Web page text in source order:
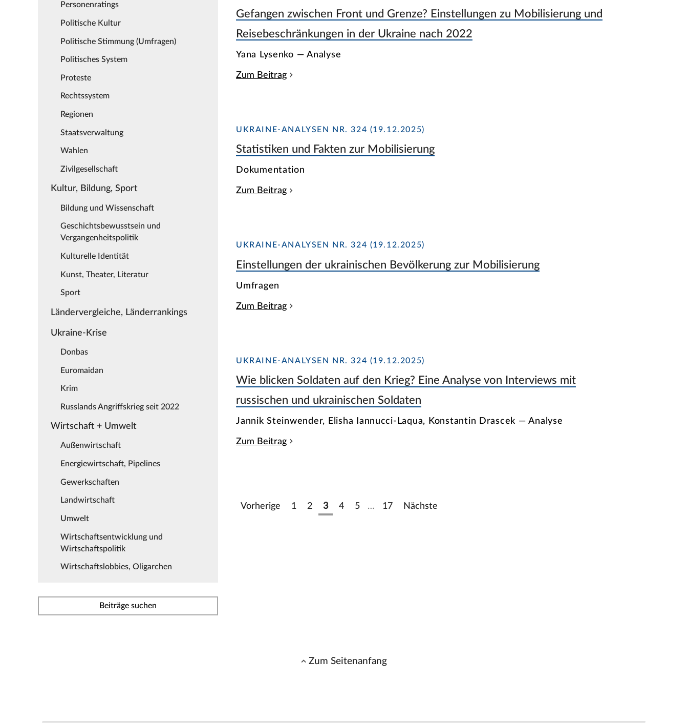
Personenratings
Politische Kultur
Politische Stimmung (Umfragen)
Politisches System
Proteste
Rechtssystem
Regionen
Staatsverwaltung
Wahlen
Zivilgesellschaft
Kultur, Bildung, Sport
Bildung und Wissenschaft
Geschichtsbewusstsein und
Vergangenheitspolitik
Kulturelle Identität
Kunst, Theater, Literatur
Sport
Ländervergleiche, Länderrankings
Ukraine-Krise
Donbas
Euromaidan
Krim
Russlands Angriffskrieg seit 2022
Wirtschaft + Umwelt
Außenwirtschaft
Energiewirtschaft, Pipelines
Gewerkschaften
Landwirtschaft
Umwelt
Wirtschaftsentwicklung und
Wirtschaftspolitik
Wirtschaftslobbies, Oligarchen
Beiträge suchen
Gefangen zwischen Front und Grenze? Einstellungen zu Mobilisierung und
Reisebeschränkungen in der Ukraine nach 2022
Yana Lysenko — Analyse
Zum Beitrag
UKRAINE-ANALYSEN NR. 324 (19.12.2025)
Statistiken und Fakten zur Mobilisierung
Dokumentation
Zum Beitrag
UKRAINE-ANALYSEN NR. 324 (19.12.2025)
Einstellungen der ukrainischen Bevölkerung zur Mobilisierung
Umfragen
Zum Beitrag
UKRAINE-ANALYSEN NR. 324 (19.12.2025)
Wie blicken Soldaten auf den Krieg? Eine Analyse von Interviews mit
russischen und ukrainischen Soldaten
Jannik Steinwender, Elisha Iannucci-Laqua, Konstantin Drascek — Analyse
Zum Beitrag
Vorherige 1 2 3 4 5 … 17 Nächste
Zum Seitenanfang